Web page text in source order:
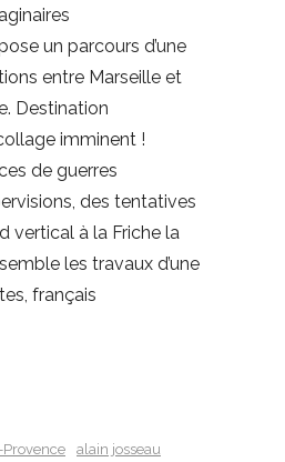
un parcours d’une
entre Marseille et
Destination
imminent !
de guerres
des tentatives
vertical à la Friche la
les travaux d’une
français
alain josseau